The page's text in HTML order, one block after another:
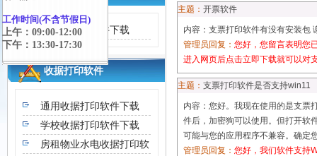
送货单打印软件下载
收据打印软件
通用收据打印软件下载
学校收据打印软件下载
房租物业水电收据打印软
主题： 开票软件
内容：支票打印软件有没有安装包
管理员回复： 您好，您留言表明您
进入网页后点击立即下载就可以对
主题： 支票打印软件是否支持win11
内容：您好。我现在使用的是支票
件后，加密狗可以使用。但打开软
可能与您的应用程序不兼容。确定
管理员回复： 您好，我们软件支持
工作时间(不含节假日)
上午：09:00-12:00
下午：13:30-17:30